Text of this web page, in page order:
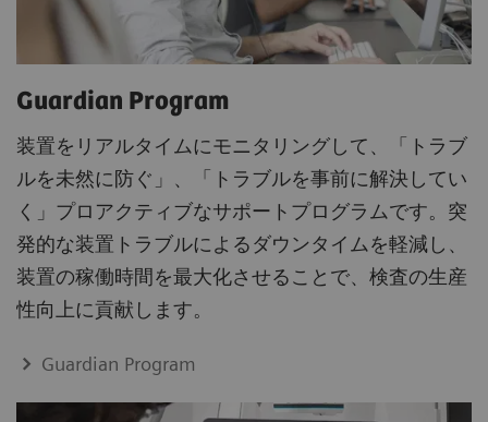
Guardian Program
装置をリアルタイムにモニタリングして、「トラブ
ルを未然に防ぐ」、「トラブルを事前に解決してい
く」プロアクティブなサポートプログラムです。突
発的な装置トラブルによるダウンタイムを軽減し、
装置の稼働時間を最大化させることで、検査の生産
性向上に貢献します。
Guardian Program